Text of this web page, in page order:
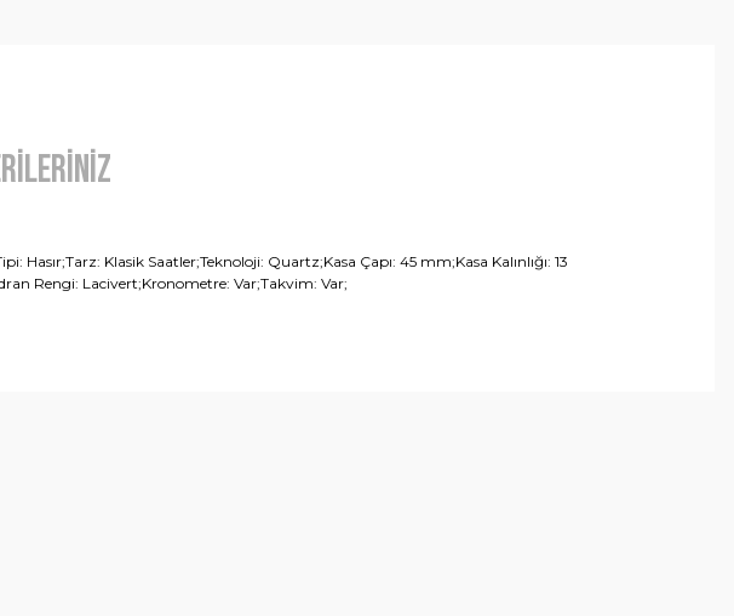
Klasik Saatler;Teknoloji: Quartz;Kasa Çapı: 45 mm;Kasa Kalınlığı: 13
Rengi: Lacivert;Kronometre: Var;Takvim: Var;